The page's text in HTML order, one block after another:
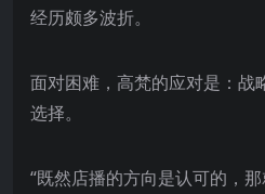
经历颇多波折。
面对困难，高梵的应对是：战
选择。
“既然店播的方向是认可的，那